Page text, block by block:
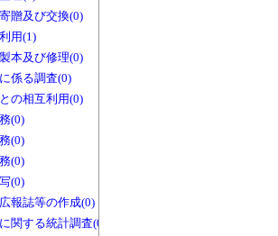
贈及び交換(0)
用(1)
本及び修理(0)
係る調査(0)
の相互利用(0)
(0)
(0)
(0)
(0)
報誌等の作成(0)
関する統計調査(0)